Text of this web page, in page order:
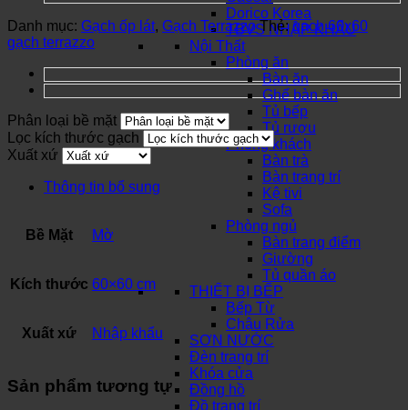
Dorico Korea
TBVS NHẬP KHẨU
Nội Thất
Phòng ăn
Bàn ăn
Ghế bàn ăn
Tủ bếp
Tủ rượu
Phòng khách
Bàn trà
Bàn trang trí
Kệ tivi
Sofa
Phòng ngủ
Bàn trang điểm
Giường
Tủ quần áo
THIẾT BỊ BẾP
Bếp Từ
Chậu Rửa
SƠN NƯỚC
Đèn trang trí
Khóa cửa
Đồng hồ
Đồ trang trí
Danh mục: Gạch ốp lát, Gạch Terrazzo Thẻ:gạch 60x60
gạch terrazzo
Phân loại bề mặt
Lọc kích thước gạch
Xuất xứ
Thông tin bổ sung
Bề Mặt Mờ
Kích thước 60×60 cm
Xuất xứ Nhập khẩu
Sản phẩm tương tự